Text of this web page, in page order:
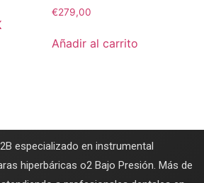
€279,00
Añadir al carrito
especializado en instrumental
hiperbáricas o2 Bajo Presión. Más de